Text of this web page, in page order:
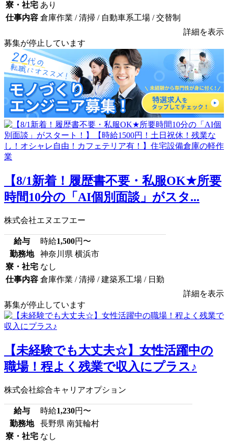
寮・社宅 あり
仕事内容 倉庫作業 / 清掃 / 自動車系工場 / 交替制
詳細を表示
募集が停止しています
【8/1新着！履歴書不要・私服OK★所要
時間10分の「AI個別面談」がスタ...
株式会社エヌエフエー
給与 時給1,500円〜
勤務地
神奈川県 横浜市
寮・社宅 なし
仕事内容 倉庫作業 / 清掃 / 建築系工場 / 日勤
詳細を表示
募集が停止しています
【未経験でも大丈夫☆】女性活躍中の
職場！程よく残業で収入にプラス♪
株式会社綜合キャリアオプション
給与 時給1,230円〜
勤務地
長野県 南箕輪村
寮・社宅 なし